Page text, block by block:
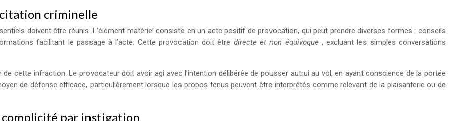
criminelle
doivent être réunis. L’élément matériel consiste en un acte positif de provocation, qui peut prendre diverses formes : conseils
facilitant le passage à l’acte. Cette provocation doit être directe et non équivoque , excluant les simples conversations
cette infraction. Le provocateur doit avoir agi avec l’intention délibérée de pousser autrui au vol, en ayant conscience de la portée
de défense efficace, particulièrement lorsque les propos tenus peuvent être interprétés comme relevant de la plaisanterie ou de
par instigation